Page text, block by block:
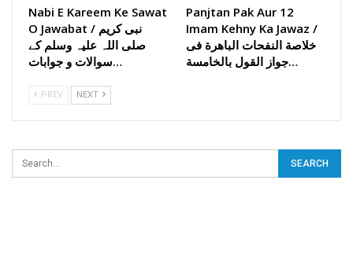
Nabi E Kareem Ke Sawat
O Jawabat / نبی کریم
صلی اللہ علیہ وسلم کے
سوالات و جوابات…
Panjtan Pak Aur 12
Imam Kehny Ka Jawaz /
خلاصة النفحات الباھرة فی
جواز القول بالخامسة…
PREV NEXT